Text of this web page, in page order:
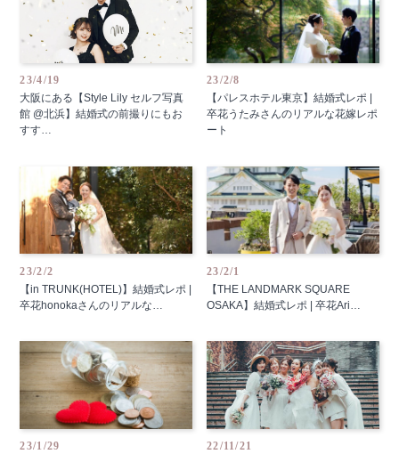
23/4/19
大阪にある【Style Lily セルフ写真
館 @北浜】結婚式の前撮りにもお
すす…
23/2/8
【パレスホテル東京】結婚式レポ |
卒花うたみさんのリアルな花嫁レポ
ート
23/2/2
【in TRUNK(HOTEL)】結婚式レポ |
卒花honokaさんのリアルな…
23/2/1
【THE LANDMARK SQUARE
OSAKA】結婚式レポ | 卒花Ari…
23/1/29
22/11/21